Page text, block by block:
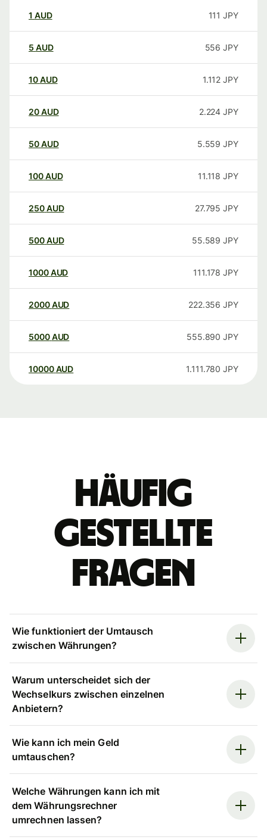
1 AUD 111 JPY
5 AUD 556 JPY
10AUD 1.112 JPY
20AUD 2.224 JPY
50AUD 5.559 JPY
100AUD 11.118 JPY
250AUD 27.795 JPY
500AUD 55.589 JPY
1000AUD 111.178 JPY
2000AUD 222.356 JPY
5000AUD 555.890 JPY
10000 AUD 1.111.780 JPY
Häufig
gestellte
Fragen
Wie funktioniert der Umtausch
zwischen Währungen?
Warum unterscheidet sich der
Wechselkurs zwischen einzelnen
Anbietern?
Wie kann ich mein Geld
umtauschen?
Welche Währungen kann ich mit
dem Währungsrechner
umrechnen lassen?